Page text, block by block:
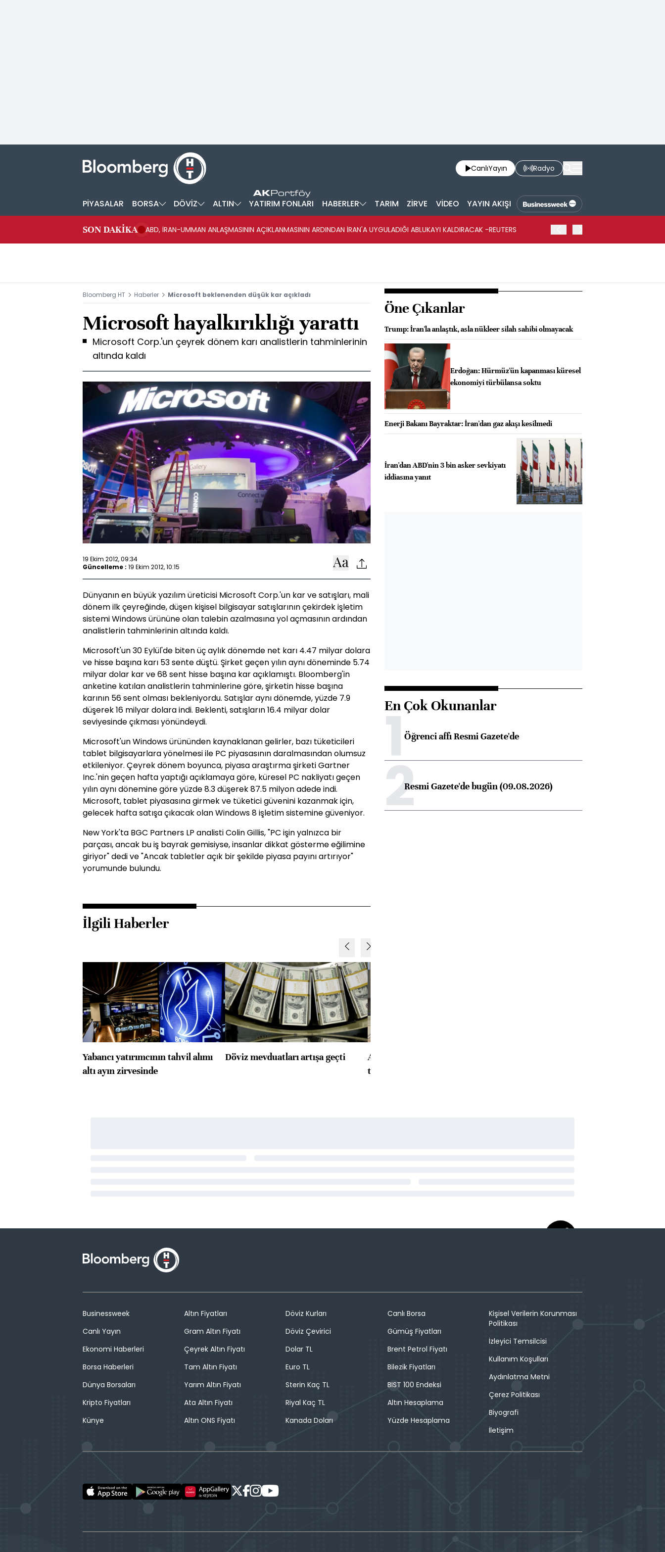
CanlıYayın Radyo
PİYASALAR BORSA DÖVİZ ALTIN YATIRIM FONLARI HABERLER TARIM ZİRVE VİDEO YAYIN AKIŞI
SON DAKİKA ABD, İRAN-UMMAN ANLAŞMASININ AÇIKLANMASININ ARDINDAN İRAN'A UYGULADIĞI ABLUKAYI KALDIRACAK -REUTERS
Bloomberg HT Haberler Microsoft beklenenden düşük kar açıkladı
Microsoft hayalkırıklığı yarattı
Microsoft Corp.'un çeyrek dönem karı analistlerin tahminlerinin
altında kaldı
19 Ekim 2012, 09:34
Güncelleme : 19 Ekim 2012, 10:15
Dünyanın en büyük yazılım üreticisi Microsoft Corp.'un kar ve satışları, mali
dönem ilk çeyreğinde, düşen kişisel bilgisayar satışlarının çekirdek işletim
sistemi Windows ürününe olan talebin azalmasına yol açmasının ardından
analistlerin tahminlerinin altında kaldı.
Microsoft'un 30 Eylül'de biten üç aylık dönemde net karı 4.47 milyar dolara
ve hisse başına karı 53 sente düştü. Şirket geçen yılın aynı döneminde 5.74
milyar dolar kar ve 68 sent hisse başına kar açıklamıştı. Bloomberg'in
anketine katılan analistlerin tahminlerine göre, şirketin hisse başına
karının 56 sent olması bekleniyordu. Satışlar aynı dönemde, yüzde 7.9
düşerek 16 milyar dolara indi. Beklenti, satışların 16.4 milyar dolar
seviyesinde çıkması yönündeydi.
Microsoft'un Windows ürününden kaynaklanan gelirler, bazı tüketicileri
tablet bilgisayarlara yönelmesi ile PC piyasasının daralmasından olumsuz
etkileniyor. Çeyrek dönem boyunca, piyasa araştırma şirketi Gartner
Inc.'nin geçen hafta yaptığı açıklamaya göre, küresel PC nakliyatı geçen
yılın aynı dönemine göre yüzde 8.3 düşerek 87.5 milyon adede indi.
Microsoft, tablet piyasasına girmek ve tüketici güvenini kazanmak için,
gelecek hafta satışa çıkacak olan Windows 8 işletim sistemine güveniyor.
New York'ta BGC Partners LP analisti Colin Gillis, "PC işin yalnızca bir
parçası, ancak bu iş bayrak gemisiyse, insanlar dikkat gösterme eğilimine
giriyor" dedi ve "Ancak tabletler açık bir şekilde piyasa payını artırıyor"
yorumunde bulundu.
İlgili Haberler
Yabancı yatırımcının tahvil alımı
altı ayın zirvesinde
Döviz mevduatları artışa geçti
ABD'de konut başlangıçları
toparlandı
Öne Çıkanlar
Trump: İran'la anlaştık, asla nükleer silah sahibi olmayacak
Erdoğan: Hürmüz'ün kapanması küresel
ekonomiyi türbülansa soktu
Enerji Bakanı Bayraktar: İran'dan gaz akışı kesilmedi
İran'dan ABD'nin 3 bin asker sevkiyatı
iddiasına yanıt
En Çok Okunanlar
1Öğrenci affı Resmi Gazete'de
2Resmi Gazete'de bugün (09.08.2026)
Businessweek
Canlı Yayın
Ekonomi Haberleri
Borsa Haberleri
Dünya Borsaları
Kripto Fiyatları
Künye
Altın Fiyatları
Gram Altın Fiyatı
Çeyrek Altın Fiyatı
Tam Altın Fiyatı
Yarım Altın Fiyatı
Ata Altın Fiyatı
Altın ONS Fiyatı
Döviz Kurları
Döviz Çevirici
Dolar TL
Euro TL
Sterin Kaç TL
Riyal Kaç TL
Kanada Doları
Canlı Borsa
Gümüş Fiyatları
Brent Petrol Fiyatı
Bilezik Fiyatları
BIST 100 Endeksi
Altın Hesaplama
Yüzde Hesaplama
Kişisel Verilerin Korunması
Politikası
İzleyici Temsilcisi
Kullanım Koşulları
Aydınlatma Metni
Çerez Politikası
Biyografi
İletişim